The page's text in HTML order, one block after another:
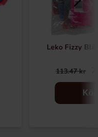
Leko Fizzy
113.47 kr
Köp